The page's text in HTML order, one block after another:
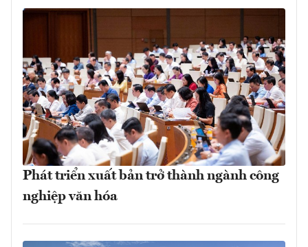
Phát triển xuất bản trở thành ngành công
nghiệp văn hóa